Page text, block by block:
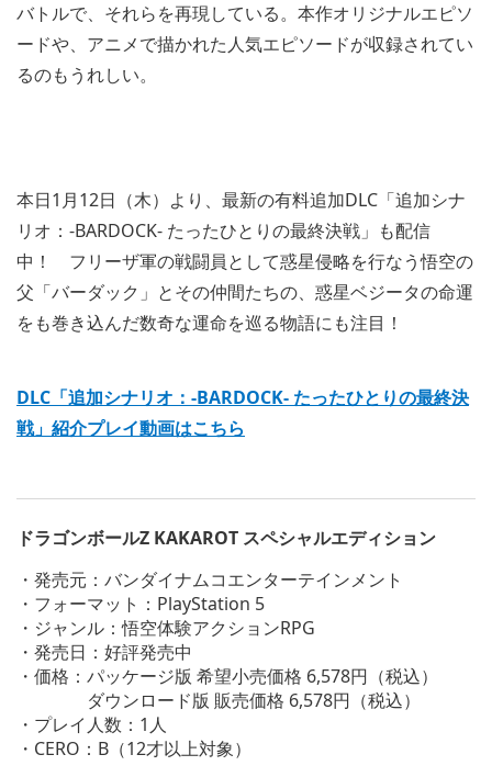
バトルで、それらを再現している。本作オリジナルエピソ
ードや、アニメで描かれた人気エピソードが収録されてい
るのもうれしい。
本日1月12日（木）より、最新の有料追加DLC「追加シナ
リオ：-BARDOCK- たったひとりの最終決戦」も配信
中！ フリーザ軍の戦闘員として惑星侵略を行なう悟空の
父「バーダック」とその仲間たちの、惑星ベジータの命運
をも巻き込んだ数奇な運命を巡る物語にも注目！
DLC「追加シナリオ：-BARDOCK- たったひとりの最終決
戦」紹介プレイ動画はこちら
ドラゴンボールZ KAKAROT スペシャルエディション
・発売元：バンダイナムコエンターテインメント
・フォーマット：PlayStation 5
・ジャンル：悟空体験アクションRPG
・発売日：好評発売中
・価格：パッケージ版 希望小売価格 6,578円（税込）
ダウンロード版 販売価格 6,578円（税込）
・プレイ人数：1人
・CERO：B（12才以上対象）